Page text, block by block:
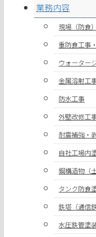
業務内容
現場（防食
重防食工事
ウォーター
金属溶射工
防水工事
外壁改修工
耐震補強・
自社工場内
鋼構造物（
タンク防食
鉄塔（通信
水圧鉄管塗